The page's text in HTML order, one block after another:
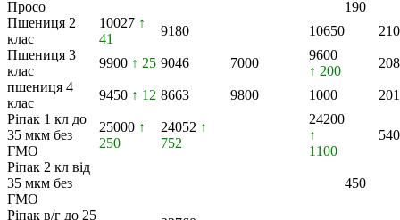
Просо
190
Пшениця 2
клас
10027 ↑
41
9180 10650
210
Пшениця 3
клас
9900 ↑ 25 9046 7000
9600
↑ 200
208
пшениця 4
клас
9450 ↑ 12 8663 9800 1000
201
Ріпак 1 кл до
35 мкм без
ГМО
25000 ↑
250
24052 ↑
752
24200
↑
1100
540
Ріпак 2 кл від
35 мкм без
ГМО
450
Ріпак в/г до 25